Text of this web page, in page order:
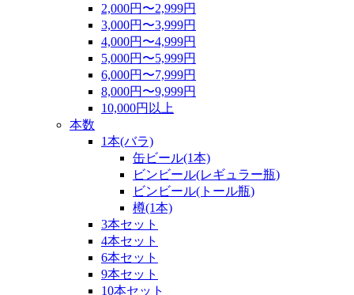
2,000円〜2,999円
3,000円〜3,999円
4,000円〜4,999円
5,000円〜5,999円
6,000円〜7,999円
8,000円〜9,999円
10,000円以上
本数
1本(バラ)
缶ビール(1本)
ビンビール(レギュラー瓶)
ビンビール(トール瓶)
樽(1本)
3本セット
4本セット
6本セット
9本セット
10本セット